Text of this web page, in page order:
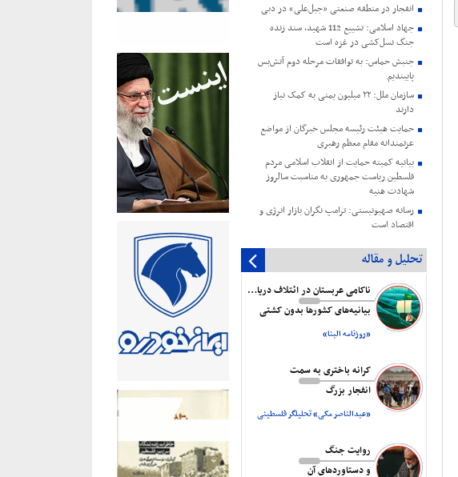
انفجار در منطقه صنعتی «جبل‌علی» در دبی
جهاد اسلامی: تشییع 112 شهید، سند زنده
جنگ نسل‌کشی در غزه است
جنبش حماس: به توافقات مرحله دوم آتش‌بس
پایبندیم
سازمان ملل: ۲۲ میلیون یمنی به کمک نیاز
دارند
حمایت هیئت رئیسه مجلس خبرگان از مواضع
عزتمندانه مقام معظم رهبری
بیانیه کمیته حمایت از انقلاب اسلامی مردم
فلسطین ریاست جمهوری به مناسبت سالروز
شهادت هنیه
رسانه صهیونیستی: ترامپ نگران بازار انرژی و
اقتصاد است
بیانیه اتحادیه نوجوانان و جوانان مخالف
اشغالگری به مناسبت سالگرد شهادت اسماعیل
هنیه
تداوم هتک‌حرمت مقدسات مسیحی از سوی
صهیونیست ها
هاآرتص: ترامپ استاد لفاظی‌های توخالی است
شبکه پرس‌تی‌وی
نیویورک تایمز: هم‌پیمانان آمریکا نگران شکست
مقابل ایران هستند
تحلیل و مقاله
ناکامی عربستان در ائتلاف دریایی
بیانیه‌های کشورها بدون کشتی
«روزنامه البنا»
کرانه باختری به سمت
انفجار بزرگ
«عبدالناصر مکی» تحلیلگر فلسطینی
روایت جنگ
و دستاورد‌های آن